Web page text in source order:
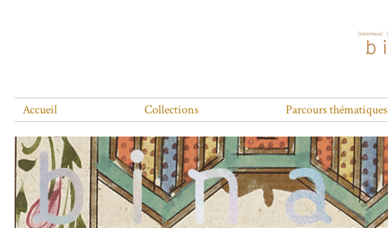
Accueil Collections Parcours thématiques